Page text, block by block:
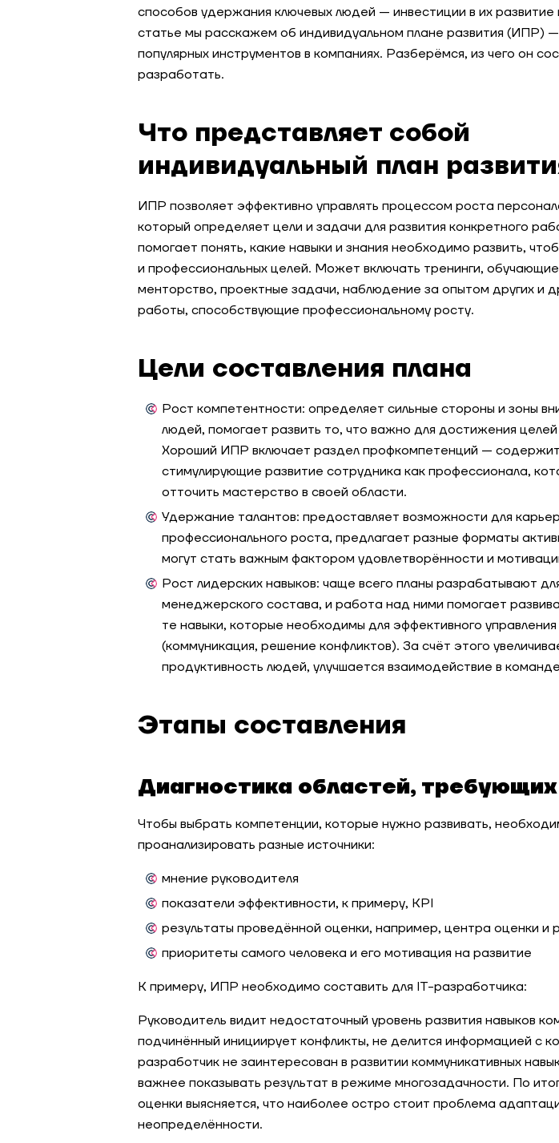
способов удержания ключевых людей — инвестиции в их развитие
статье мы расскажем об индивидуальном плане развития (ИПР)
популярных инструментов в компаниях. Разберёмся, из чего он
разработать.
Что представляет собой
индивидуальный план
ИПР позволяет эффективно управлять процессом роста
который определяет цели и задачи для развития конкретного
помогает понять, какие навыки и знания необходимо развить,
и профессиональных целей. Может включать тренинги,
менторство, проектные задачи, наблюдение за опытом других и
работы, способствующие профессиональному росту.
Цели составления плана
Рост компетентности: определяет сильные стороны и зоны
людей, помогает развить то, что важно для достижения
Хороший ИПР включает раздел профкомпетенций —
стимулирующие развитие сотрудника как профессионала,
отточить мастерство в своей области.
Удержание талантов: предоставляет возможности для
профессионального роста, предлагает разные форматы
могут стать важным фактором удовлетворённости и
Рост лидерских навыков: чаще всего планы разрабатывают
менеджерского состава, и работа над ними помогает
те навыки, которые необходимы для эффективного
(коммуникация, решение конфликтов). За счёт этого
продуктивность людей, улучшается взаимодействие в
Этапы составления
Диагностика областей,
Чтобы выбрать компетенции, которые нужно развивать,
проанализировать разные источники:
мнение руководителя
показатели эффективности, к примеру, KPI
результаты проведённой оценки, например, центра оценки и
приоритеты самого человека и его мотивация на развитие
К примеру, ИПР необходимо составить для IT-разработчика:
Руководитель видит недостаточный уровень развития навыков
подчинённый инициирует конфликты, не делится информацией с
разработчик не заинтересован в развитии коммуникативных
важнее показывать результат в режиме многозадачности. По
оценки выясняется, что наиболее остро стоит проблема
неопределённости.